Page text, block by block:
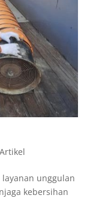
Artikel
unggulan
kebersihan